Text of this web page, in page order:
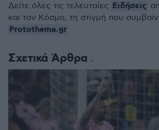
Σχετικά Άρθρα
Δείτε όλες τις τελευταίες Ειδήσεις
και τον Κόσμο, τη στιγμή που
Protothema.gr